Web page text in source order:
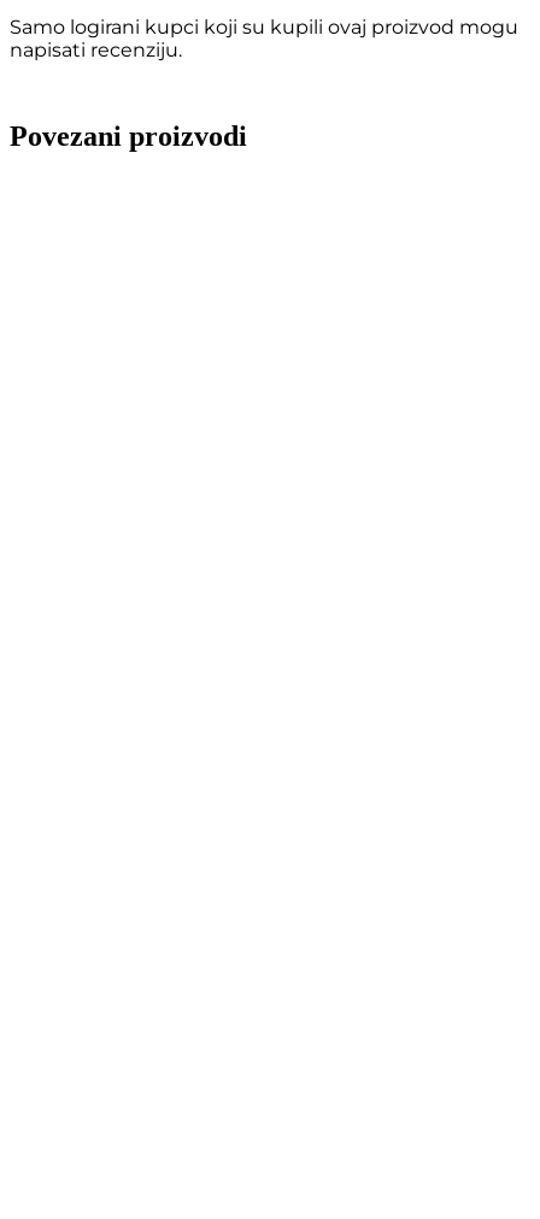
Samo logirani kupci koji su kupili ovaj proizvod mogu
napisati recenziju.
Povezani proizvodi